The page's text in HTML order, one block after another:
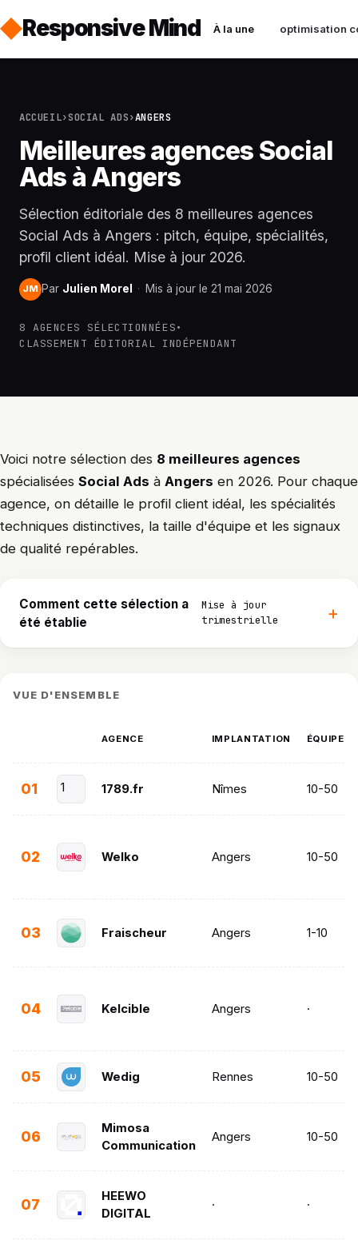
Responsive Mind À la une optimisation
ACCUEIL›SOCIAL ADS›ANGERS
Meilleures agences Social
Ads à Angers
Sélection éditoriale des 8 meilleures agences
Social Ads à Angers : pitch, équipe, spécialités,
profil client idéal. Mise à jour 2026.
JM Par Julien Morel · Mis à jour le 21 mai 2026
8 AGENCES SÉLECTIONNÉES•
CLASSEMENT ÉDITORIAL INDÉPENDANT
Voici notre sélection des 8 meilleures agences
spécialisées Social Ads à Angers en 2026. Pour chaque
agence, on détaille le profil client idéal, les spécialités
techniques distinctives, la taille d'équipe et les signaux
de qualité repérables.
Comment cette sélection a
été établie
Mise à jour
trimestrielle
VUE D'ENSEMBLE
AGENCE IMPLANTATION ÉQUIPE
01 1 1789.fr Nîmes 10-50
02 Welko Angers 10-50
03 Fraischeur Angers 1-10
04 Kelcible Angers ·
05 Wedig Rennes 10-50
06
Mimosa
Communication
Angers 10-50
07
HEEWO
DIGITAL
· ·